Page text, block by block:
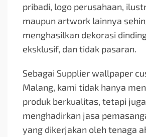
pribadi, logo perusahaan,
maupun artwork lainnya
menghasilkan dekorasi
eksklusif, dan tidak pasaran.
Sebagai Supplier wallpaper
Malang, kami tidak hanya
produk berkualitas, tetapi juga
menghadirkan jasa
yang dikerjakan oleh tenaga